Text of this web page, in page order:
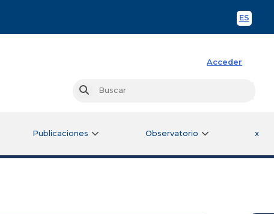
ES
Acceder
Buscar
Publicaciones Observatorio x